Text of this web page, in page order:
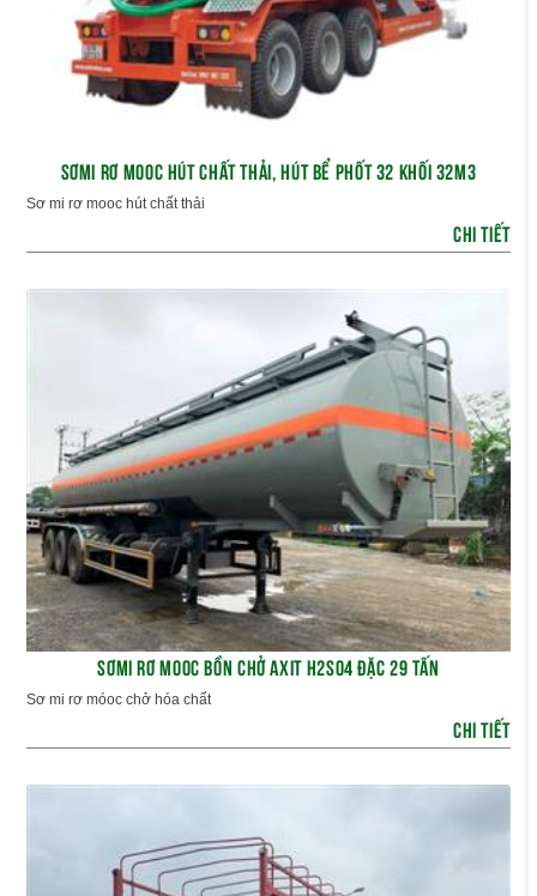
SƠMI RƠ MOOC HÚT CHẤT THẢI, HÚT BỂ PHỐT 32 KHỐI 32M3
Sơ mi rơ mooc hút chất thải
CHI TIẾT
SƠMI RƠ MOOC BỒN CHỞ AXIT H2SO4 ĐẶC 29 TẤN
Sơ mi rơ móoc chở hóa chất
CHI TIẾT